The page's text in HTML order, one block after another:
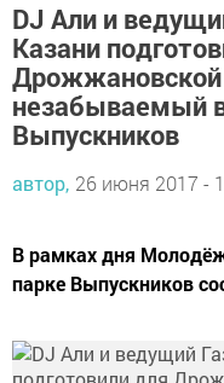
DJ Али и
Казани
незабываемый
Выпускников
автор, 26 июня 2017 -
В рамках дня
парке Выпускников